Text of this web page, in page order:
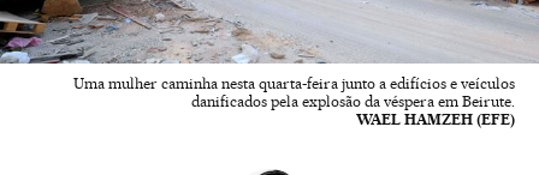
Uma mulher caminha nesta quarta-feira junto a edifícios e veículos
danificados pela explosão da véspera em Beirute.
WAEL HAMZEH (EFE)